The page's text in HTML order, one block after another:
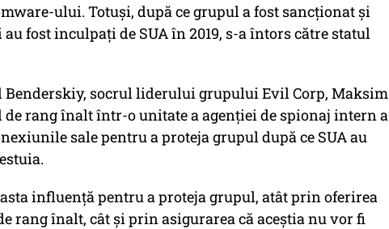
ului. Totuși, după ce grupul a fost sancționat și
fost inculpați de SUA în 2019, s-a întors către statul
Benderskiy, socrul liderului grupului Evil Corp, Maksim
de rang înalt într-o unitate a agenției de spionaj intern a
sale pentru a proteja grupul după ce SUA au
influență pentru a proteja grupul, atât prin oferirea
rang înalt, cât și prin asigurarea că aceștia nu vor fi